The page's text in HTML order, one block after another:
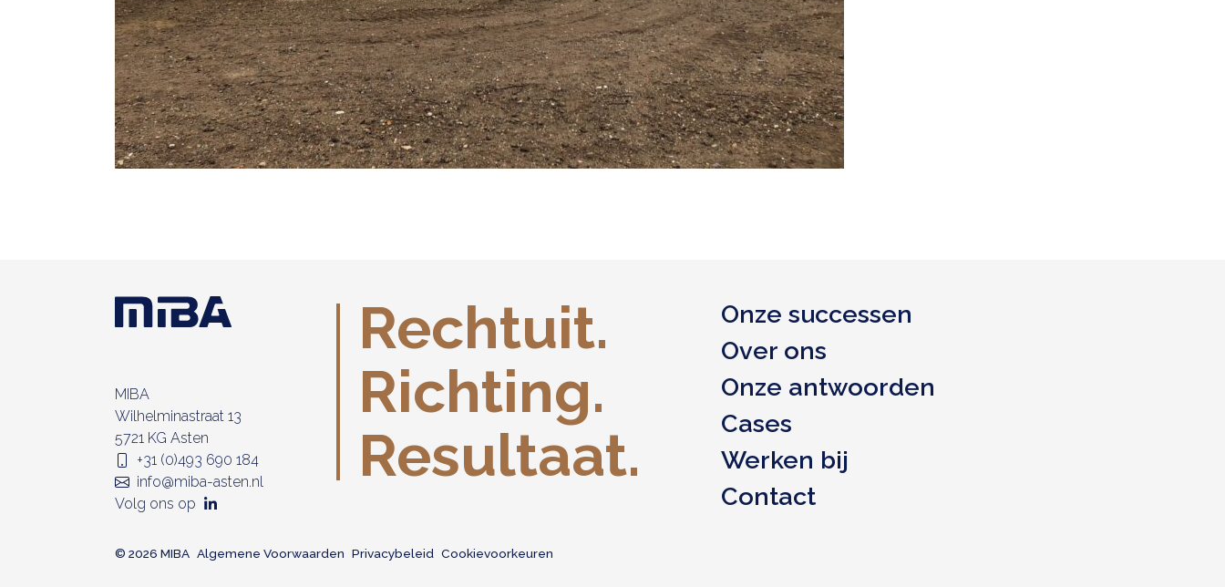
MIBA
Wilhelminastraat 13
5721 KG Asten
+31 (0)493 690 184
info@miba-asten.nl
Volg ons op
Rechtuit.
Richting.
Resultaat.
Onze successen
Over ons
Onze antwoorden
Cases
Werken bij
Contact
© 2026 MIBA Algemene Voorwaarden Privacybeleid Cookievoorkeuren